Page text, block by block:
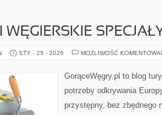
WĘGIERSKIE
STY - 25 - 2026 MOŻLIWOŚĆ
GorąceWęgry.pl to blog
potrzeby odkrywania
przystępny, bez zbędnego